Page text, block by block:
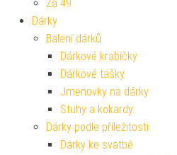
Za 49
Dárky
Balení dárků
Dárkové krabičky
Dárkové tašky
Jmenovky na dárky
Stuhy a kokardy
Dárky podle příležitosti
Dárky ke svatbě